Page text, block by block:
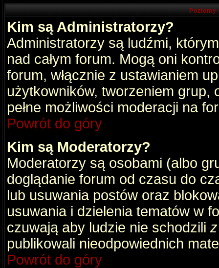
Kim są Administratorzy?
Administratorzy są ludźmi,
nad całym forum. Mogą oni
forum, włącznie z ustawianiem
użytkowników, tworzeniem grup,
pełne możliwości moderacji na
Powrót do góry
Kim są Moderatorzy?
Moderatorzy są osobami (albo
doglądanie forum od czasu do
lub usuwania postów oraz
usuwania i dzielenia tematów w
czuwają aby ludzie nie schodzili
publikowali nieodpowiednich
Powrót do góry